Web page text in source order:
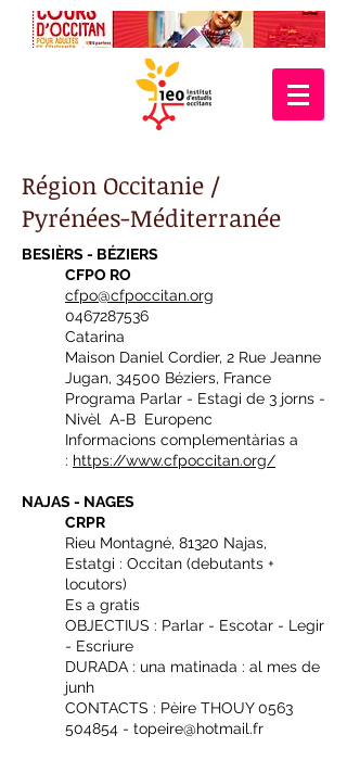
Région Occitanie /
Pyrénées-Méditerranée
BESIÈRS - BÉZIERS
CFPO RO
cfpo@cfpoccitan.org
0467287536
Catarina
Maison Daniel Cordier, 2 Rue Jeanne
Jugan, 34500 Béziers, France
Programa Parlar - Estagi de 3 jorns -
Nivèl A-B Europenc
Informacions complementàrias a
: https://www.cfpoccitan.org/
NAJAS - NAGES
CRPR
Rieu Montagné, 81320 Najas,
Estatgi : Occitan (debutants +
locutors)
Es a gratis
OBJECTIUS : Parlar - Escotar - Legir
- Escriure
DURADA : una matinada : al mes de
junh
CONTACTS : Pèire THOUY0563
504854 - topeire@hotmail.fr